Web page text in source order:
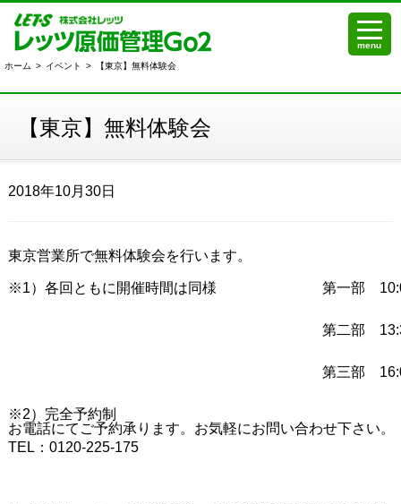
menu
ホーム > イベント > 【東京】無料体験会
【東京】無料体験会
2018年10月30日
東京営業所で無料体験会を行います。
※1）各回ともに開催時間は同様 第一部
第二部
第三部
※2）完全予約制
お電話にてご予約承ります。お気軽にお問い合わせ下さい。
TEL：0120-225-175